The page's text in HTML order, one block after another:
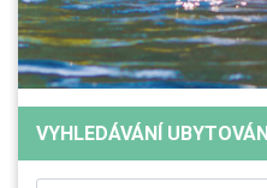
VYHLEDÁVÁNÍ UBYTOVÁNÍ